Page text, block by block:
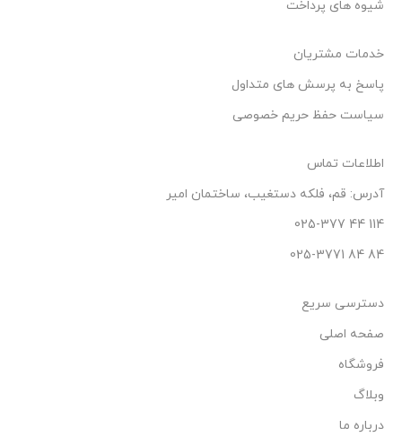
شیوه های پرداخت
خدمات مشتریان
پاسخ به پرسش های متداول
سیاست حفظ حریم خصوصی
اطلاعات تماس
آدرس: قم، فلکه دستغیب، ساختمان امیر
114 44 025-377
84 84 025-3771
دسترسی سریع
صفحه اصلی
فروشگاه
وبلاگ
درباره ما